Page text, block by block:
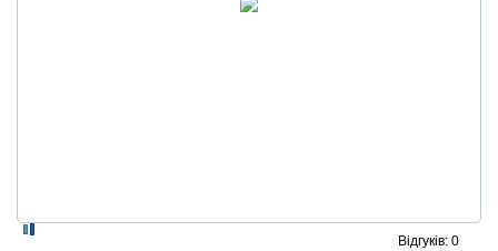
Відгуків: 0